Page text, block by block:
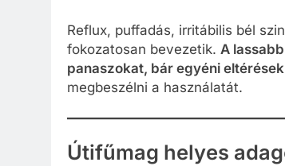
Reflux, puffadás, irritábilis bél
fokozatosan bevezetik. A
panaszokat, bár egyéni
megbeszélni a használatát.
Útifűmag helyes